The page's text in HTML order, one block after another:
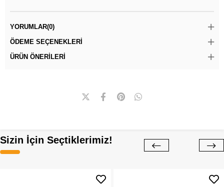
YORUMLAR(0)
ÖDEME SEÇENEKLERI
ÜRÜN ÖNERILERI
Sizin İçin Seçtiklerimiz!